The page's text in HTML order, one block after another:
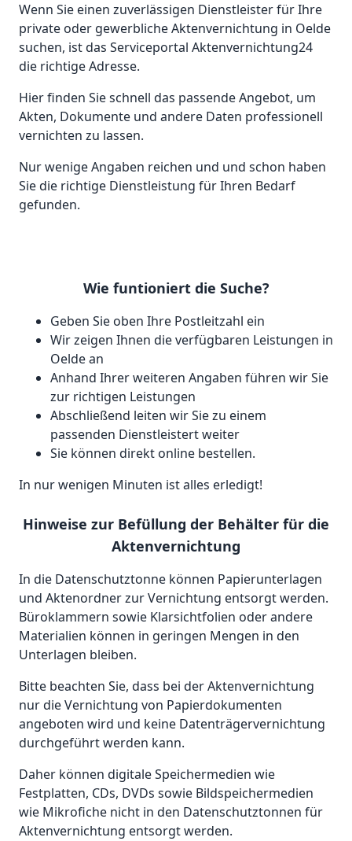
Wenn Sie einen zuverlässigen Dienstleister für Ihre
private oder gewerbliche Aktenvernichtung in Oelde
suchen, ist das Serviceportal Aktenvernichtung24
die richtige Adresse.
Hier finden Sie schnell das passende Angebot, um
Akten, Dokumente und andere Daten professionell
vernichten zu lassen.
Nur wenige Angaben reichen und und schon haben
Sie die richtige Dienstleistung für Ihren Bedarf
gefunden.
Wie funtioniert die Suche?
Geben Sie oben Ihre Postleitzahl ein
Wir zeigen Ihnen die verfügbaren Leistungen in
Oelde an
Anhand Ihrer weiteren Angaben führen wir Sie
zur richtigen Leistungen
Abschließend leiten wir Sie zu einem
passenden Dienstleistert weiter
Sie können direkt online bestellen.
In nur wenigen Minuten ist alles erledigt!
Hinweise zur Befüllung der Behälter für die
Aktenvernichtung
In die Datenschutztonne können Papierunterlagen
und Aktenordner zur Vernichtung entsorgt werden.
Büroklammern sowie Klarsichtfolien oder andere
Materialien können in geringen Mengen in den
Unterlagen bleiben.
Bitte beachten Sie, dass bei der Aktenvernichtung
nur die Vernichtung von Papierdokumenten
angeboten wird und keine Datenträgervernichtung
durchgeführt werden kann.
Daher können digitale Speichermedien wie
Festplatten, CDs, DVDs sowie Bildspeichermedien
wie Mikrofiche nicht in den Datenschutztonnen für
Aktenvernichtung entsorgt werden.